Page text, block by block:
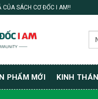
CỦA SÁCH CƠ ĐỐC I AM!!
for:
PHẨM MỚI KINH